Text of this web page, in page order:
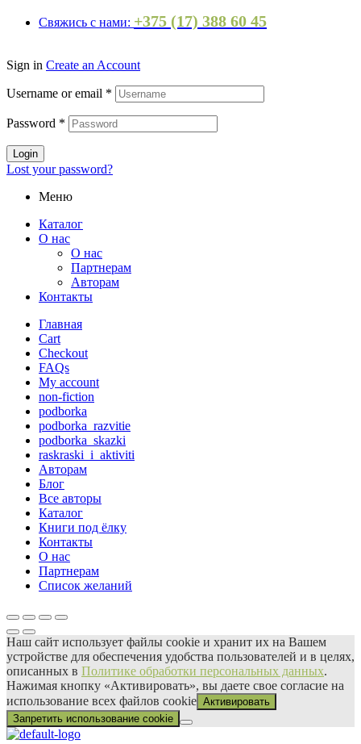
Свяжись с нами: +375 (17) 388 60 45
Sign in Create an Account
Username or email *
Password *
Login
Lost your password?
Меню
Каталог
О нас
О нас
Партнерам
Авторам
Контакты
Главная
Cart
Checkout
FAQs
My account
non-fiction
podborka
podborka_razvitie
podborka_skazki
raskraski_i_aktiviti
Авторам
Блог
Все авторы
Каталог
Книги под ёлку
Контакты
О нас
Партнерам
Список желаний
Наш сайт использует файлы сооkіе и хранит их на Вашем
устройстве для обеспечения удобства пользователей и в целях,
описанных в Политике обработки персональных данных.
Нажимая кнопку «Активировать», вы даете свое согласие на
использование всех файлов сооkіе Активировать
Запретить использование cookie